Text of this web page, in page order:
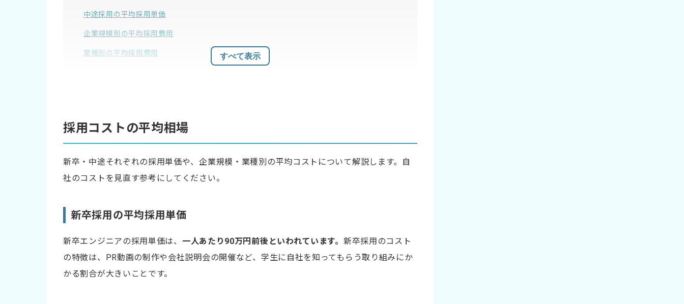
中途採用の平均採用単価
企業規模別の平均採用費用
業種別の平均採用費用
外部コスト
採用単価を削減するための6つの方法
2.低コストな採用手法を導入する
4.情報発信を強化し母集団を形成する
5.選考フローを効率化する
すべて表示
採用コストの平均相場
新卒・中途それぞれの採用単価や、企業規模・業種別の平均コストについて解説します。自
社のコストを見直す参考にしてください。
新卒採用の平均採用単価
新卒エンジニアの採用単価は、 一人あたり90万円前後といわれています。 新卒採用のコスト
の特徴は、PR動画の制作や会社説明会の開催など、学生に自社を知ってもらう取り組みにか
かる割合が大きいことです。